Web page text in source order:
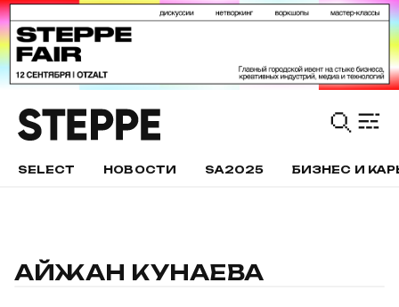
SELECT НОВОСТИ SA2025 БИЗНЕС И
АЙЖАН КУНАЕВА